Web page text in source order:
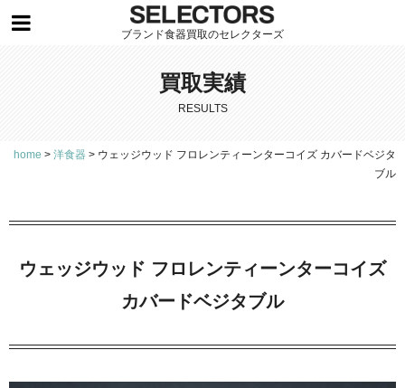
ブランド食器買取のセレクターズ
買取実績
RESULTS
home > 洋食器 > ウェッジウッド フロレンティーンターコイズ カバードベジタ
ブル
ウェッジウッド フロレンティーンターコイズ
カバードベジタブル